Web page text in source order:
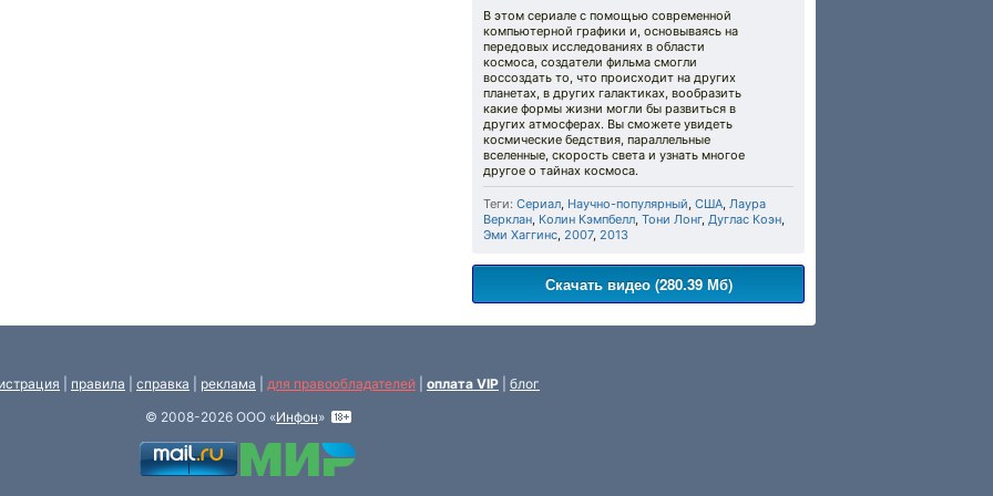
В этом сериале с помощью современной
компьютерной графики и, основываясь на
передовых исследованиях в области
космоса, создатели фильма смогли
воссоздать то, что происходит на других
планетах, в других галактиках, вообразить
какие формы жизни могли бы развиться в
других атмосферах. Вы сможете увидеть
космические бедствия, параллельные
вселенные, скорость света и узнать многое
другое о тайнах космоса.
Теги: Сериал, Научно-популярный, США, Лаура
Верклан, Колин Кэмпбелл, Тони Лонг, Дуглас Коэн,
Эми Хаггинс, 2007, 2013
Скачать видео (280.39 Мб)
правила справка реклама для правообладателей оплата VIP
блог
© 2008-2026 ООО «Инфон»